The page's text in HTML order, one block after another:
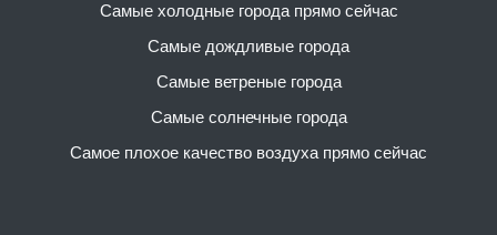
Самые холодные города прямо сейчас
Самые дождливые города
Самые ветреные города
Самые солнечные города
Самое плохое качество воздуха прямо сейчас